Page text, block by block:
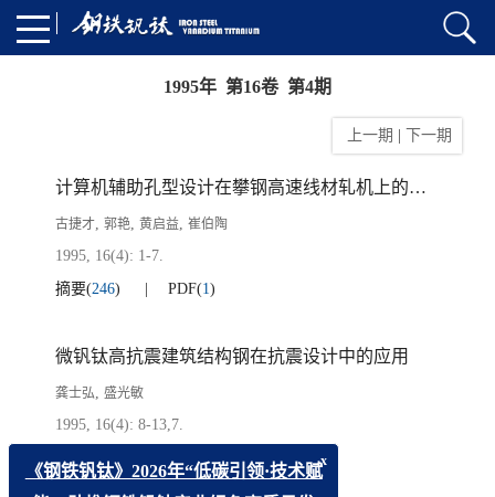
1995年 第16卷 第4期
上一期 下一期
计算机辅助孔型设计在攀钢高速线材轧机上的应用
古捷才, 郭艳, 黄启益, 崔伯陶
1995, 16(4): 1-7.
摘要(246) PDF(1)
微钒钛高抗震建筑结构钢在抗震设计中的应用
龚士弘, 盛光敏
1995, 16(4): 8-13,7.
摘要(328) PDF ( 1)
x
《钢铁钒钛》2026年“低碳引领·技术赋